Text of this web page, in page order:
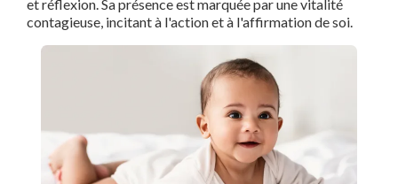
et réflexion. Sa présence est marquée par une vitalité
contagieuse, incitant à l'action et à l'affirmation de soi.